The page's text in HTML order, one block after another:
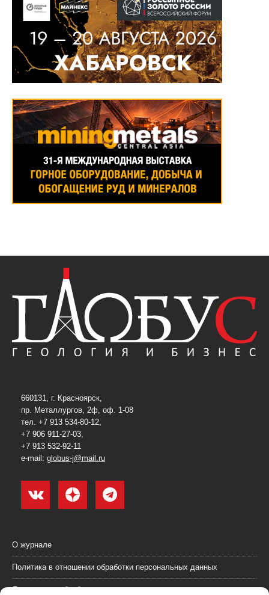
660131, г. Красноярск,
пр. Металлургов, 2ф, оф. 1-08
тел. +7 913 534-80-12,
+7 906 911-27-03,
+7 913 532-92-11
e-mail: globus-j@mail.ru
О журнале
Политика в отношении обработки персональных данных
Согласие на обработку персональных данных